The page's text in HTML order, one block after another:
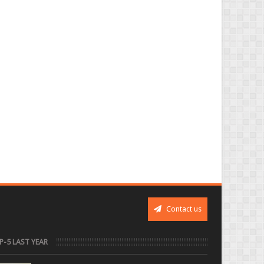
Contact us
5 LAST YEAR